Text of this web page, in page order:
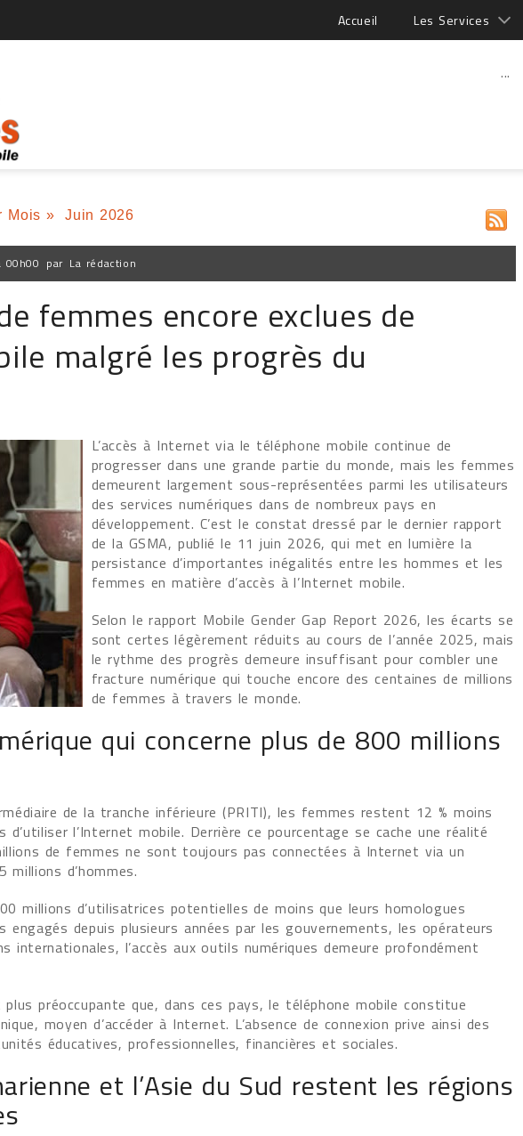
Accueil Les Services
...
Mois » Juin 2026
00h00 par La rédaction
femmes encore exclues de
malgré les progrès du
L’accès à Internet via le téléphone mobile continue de
progresser dans une grande partie du monde, mais les femmes
demeurent largement sous-représentées parmi les utilisateurs
des services numériques dans de nombreux pays en
développement. C’est le constat dressé par le dernier rapport
de la GSMA, publié le 11 juin 2026, qui met en lumière la
persistance d’importantes inégalités entre les hommes et les
femmes en matière d’accès à l’Internet mobile.
Selon le rapport Mobile Gender Gap Report 2026, les écarts se
sont certes légèrement réduits au cours de l’année 2025, mais
le rythme des progrès demeure insuffisant pour combler une
fracture numérique qui touche encore des centaines de millions
de femmes à travers le monde.
qui concerne plus de 800 millions
de la tranche inférieure (PRITI), les femmes restent 12 % moins
d’utiliser l’Internet mobile. Derrière ce pourcentage se cache une réalité
de femmes ne sont toujours pas connectées à Internet via un
d’hommes.
millions d’utilisatrices potentielles de moins que leurs homologues
depuis plusieurs années par les gouvernements, les opérateurs
internationales, l’accès aux outils numériques demeure profondément
préoccupante que, dans ces pays, le téléphone mobile constitue
moyen d’accéder à Internet. L’absence de connexion prive ainsi des
éducatives, professionnelles, financières et sociales.
et l’Asie du Sud restent les régions